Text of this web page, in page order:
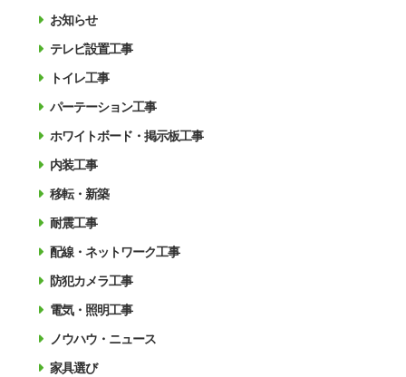
お知らせ
テレビ設置工事
トイレ工事
パーテーション工事
ホワイトボード・掲示板工事
内装工事
移転・新築
耐震工事
配線・ネットワーク工事
防犯カメラ工事
電気・照明工事
ノウハウ・ニュース
家具選び